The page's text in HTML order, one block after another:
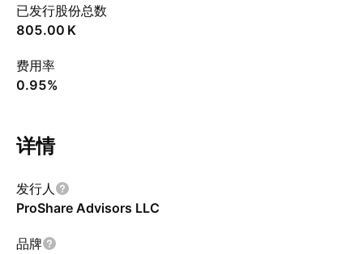
已发行股份总数
‪805.00 K‬
费用率
0.95%
详情
发行人
ProShare Advisors LLC
品牌